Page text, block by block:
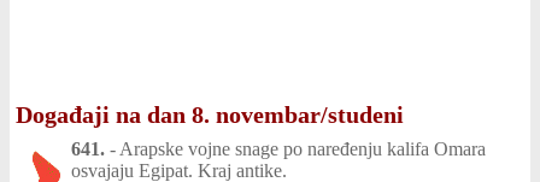
Događaji na dan 8. novembar/studeni
641. - Arapske vojne snage po naređenju kalifa Omara
osvajaju Egipat. Kraj antike.